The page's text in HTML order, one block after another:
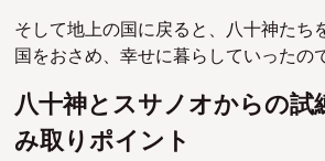
そして地上の国に戻ると、八十神たち
国をおさめ、幸せに暮らしていったの
八十神とスサノオからの試
み取りポイント